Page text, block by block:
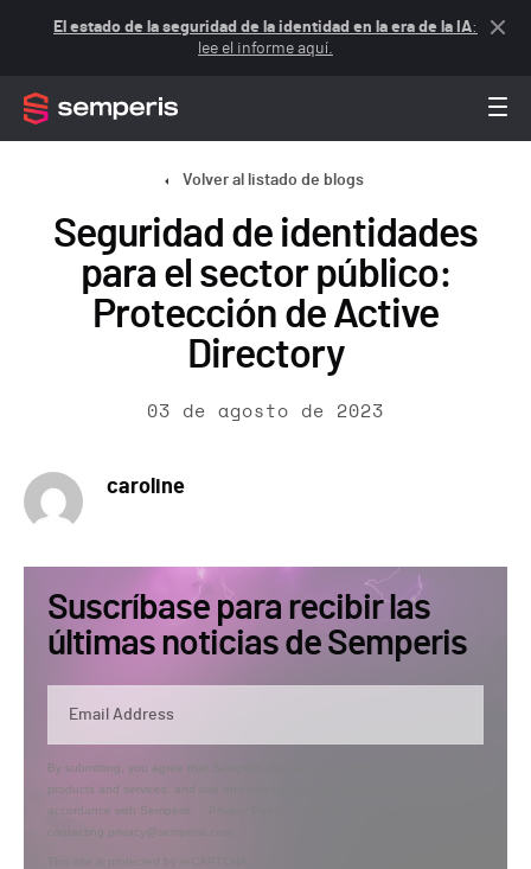
El estado de la seguridad de la identidad en la era de la IA:
lee el informe aquí.
Volver al listado de blogs
Seguridad de identidades
para el sector público:
Protección de Active
Directory
03 de agosto de 2023
caroline
Suscríbase para recibir las
últimas noticias de Semperis
By submitting, you agree that Semperis may send you information regarding its
products and services, and use and process your personal information in
accordance with Semperis’
contacting privacy@semperis.com.
This site is protected by reCAPTCHA.